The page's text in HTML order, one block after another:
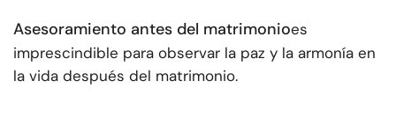
Asesoramiento antes del matrimonioes
imprescindible para observar la paz y la armonía en
la vida después del matrimonio.